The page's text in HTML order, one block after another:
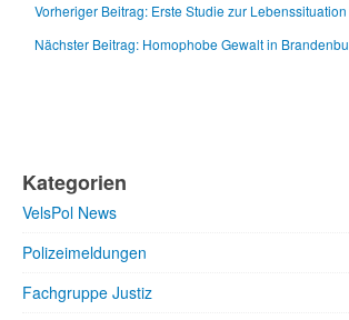
Vorheriger Beitrag: Erste Studie zur
Nächster Beitrag: Homophobe Gewalt in
Kategorien
VelsPol News
Polizeimeldungen
Fachgruppe Justiz